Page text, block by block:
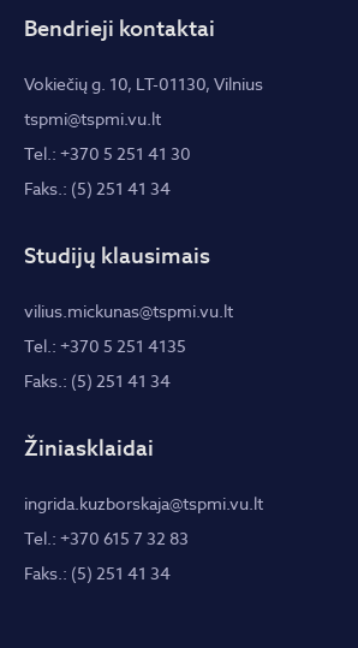
Bendrieji kontaktai
Vokiečių g. 10, LT-01130, Vilnius
tspmi@tspmi.vu.lt
Tel.: +370 5 251 41 30
Faks.: (5) 251 41 34
Studijų klausimais
vilius.mickunas@tspmi.vu.lt
Tel.: +370 5 251 4135
Faks.: (5) 251 41 34
Žiniasklaidai
ingrida.kuzborskaja@tspmi.vu.lt
Tel.: +370 615 7 32 83
Faks.: (5) 251 41 34